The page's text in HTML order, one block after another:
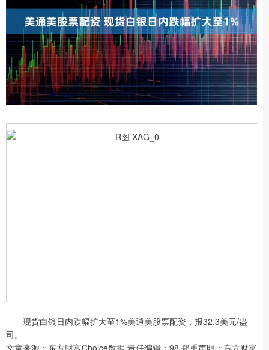
现货白银日内跌幅扩大至1%美通美股票配资，报32.3美元/盎
司。
文章来源：东方财富Choice数据 责任编辑：98 郑重声明：东方财富